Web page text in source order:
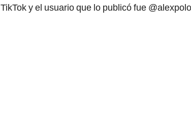
TikTok y el usuario que lo publicó fue